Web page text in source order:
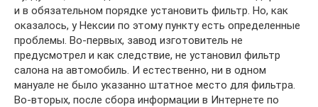
и в обязательном порядке установить фильтр. Но, как
оказалось, у Нексии по этому пункту есть определенные
проблемы. Во-первых, завод изготовитель не
предусмотрел и как следствие, не установил фильтр
салона на автомобиль. И естественно, ни в одном
мануале не было указанно штатное место для фильтра.
Во-вторых, после сбора информации в Интернете по